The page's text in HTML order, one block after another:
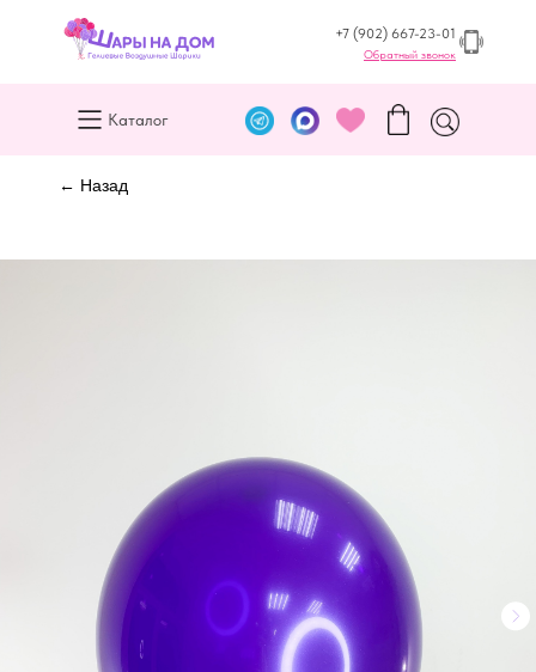
+7 (902) 667-23-01
Обратный звонок
Каталог
← Назад